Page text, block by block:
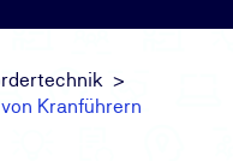
Kranführern